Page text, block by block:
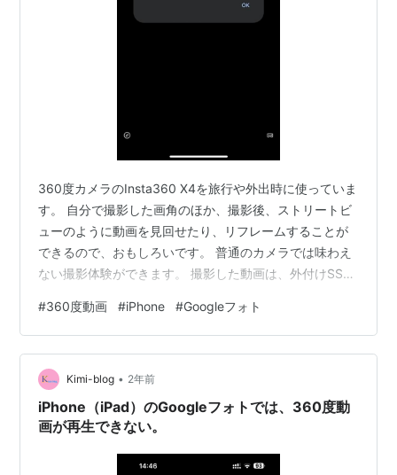
360度カメラのInsta360 X4を旅行や外出時に使っていま
す。 自分で撮影した画角のほか、撮影後、ストリートビ
ューのように動画を見回せたり、リフレームすることが
できるので、おもしろいです。 普通のカメラでは味わえ
ない撮影体験ができます。 撮影した動画は、外付けSSD
Google Pixel 6 Proを使っていた時は、Googleフォト
（アプリ）で360度動画を再生できました。ところが、
iPhone 16 Pro Maxに乗り換えてからは、Googleフォト
で再生できません。 この事は、以前、ブログでも書いた
のですが、久しぶりに再生…
#360度動画 #iPhone #Googleフォト
Kimi-blog • 2年前
iPhone（iPad）のGoogleフォトでは、360度動
画が再生できない。